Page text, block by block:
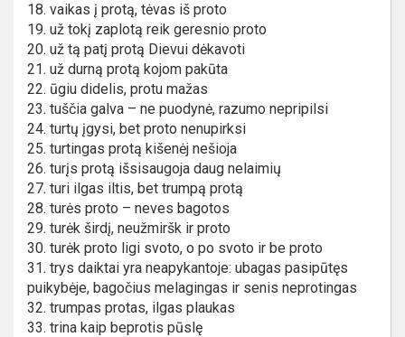
18. vaikas į protą, tėvas iš proto
19. už tokį zaplotą reik geresnio proto
20. už tą patį protą Dievui dėkavoti
21. už durną protą kojom pakūta
22. ūgiu didelis, protu mažas
23. tuščia galva – ne puodynė, razumo nepripilsi
24. turtų įgysi, bet proto nenupirksi
25. turtingas protą kišenėj nešioja
26. turįs protą išsisaugoja daug nelaimių
27. turi ilgas iltis, bet trumpą protą
28. turės proto – neves bagotos
29. turėk širdį, neužmiršk ir proto
30. turėk proto ligi svoto, o po svoto ir be proto
31. trys daiktai yra neapykantoje: ubagas pasipūtęs
puikybėje, bagočius melagingas ir senis neprotingas
32. trumpas protas, ilgas plaukas
33. trina kaip beprotis pūslę